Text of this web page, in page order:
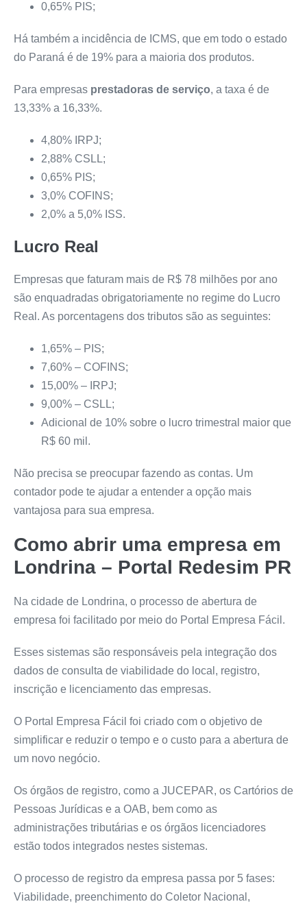
0,65% PIS;
Há também a incidência de ICMS, que em todo o estado
do Paraná é de 19% para a maioria dos produtos.
Para empresas prestadoras de serviço, a taxa é de
13,33% a 16,33%.
4,80% IRPJ;
2,88% CSLL;
0,65% PIS;
3,0% COFINS;
2,0% a 5,0% ISS.
Lucro Real
Empresas que faturam mais de R$ 78 milhões por ano
são enquadradas obrigatoriamente no regime do Lucro
Real. As porcentagens dos tributos são as seguintes:
1,65% – PIS;
7,60% – COFINS;
15,00% – IRPJ;
9,00% – CSLL;
Adicional de 10% sobre o lucro trimestral maior que
R$ 60 mil.
Não precisa se preocupar fazendo as contas. Um
contador pode te ajudar a entender a opção mais
vantajosa para sua empresa.
Como abrir uma empresa em
Londrina – Portal Redesim PR
Na cidade de Londrina, o processo de abertura de
empresa foi facilitado por meio do Portal Empresa Fácil.
Esses sistemas são responsáveis pela integração dos
dados de consulta de viabilidade do local, registro,
inscrição e licenciamento das empresas.
O Portal Empresa Fácil foi criado com o objetivo de
simplificar e reduzir o tempo e o custo para a abertura de
um novo negócio.
Os órgãos de registro, como a JUCEPAR, os Cartórios de
Pessoas Jurídicas e a OAB, bem como as
administrações tributárias e os órgãos licenciadores
estão todos integrados nestes sistemas.
O processo de registro da empresa passa por 5 fases:
Viabilidade, preenchimento do Coletor Nacional,